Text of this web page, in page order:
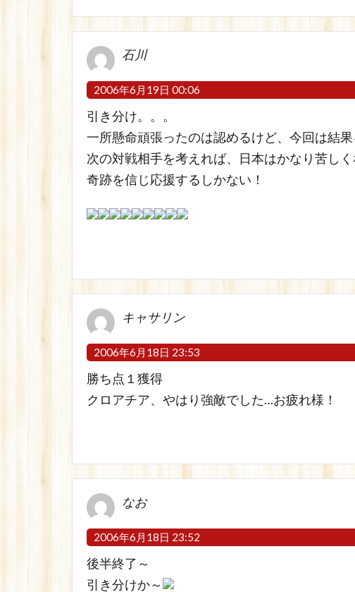
石川
2006年6月19日 00:06
引き分け。。。
一所懸命頑張ったのは認めるけど、今回は結果
次の対戦相手を考えれば、日本はかなり苦しく
奇跡を信じ応援するしかない！
キャサリン
2006年6月18日 23:53
勝ち点１獲得
クロアチア、やはり強敵でした…お疲れ様！
なお
2006年6月18日 23:52
後半終了～
引き分けか～